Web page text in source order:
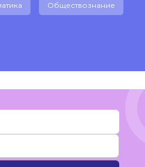
Обществознание